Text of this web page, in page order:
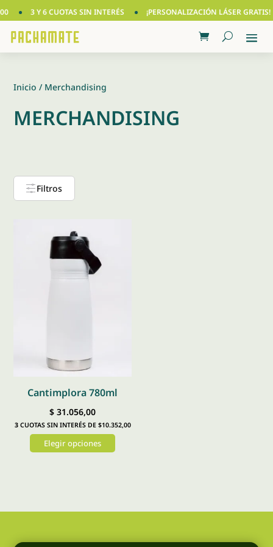
3 Y 6 CUOTAS SIN INTERÉS ¡PERSONALIZACIÓN LÁSER GRATIS!
Inicio / Merchandising
MERCHANDISING
Filtros
Cantimplora 780ml
$ 31.056,00
3CUOTAS SIN INTERÉS DE $10.352,00
Elegir opciones
múltiples
Las